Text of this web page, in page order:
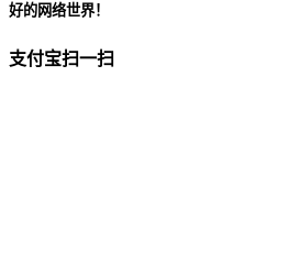
好的网络世界！
支付宝扫一扫